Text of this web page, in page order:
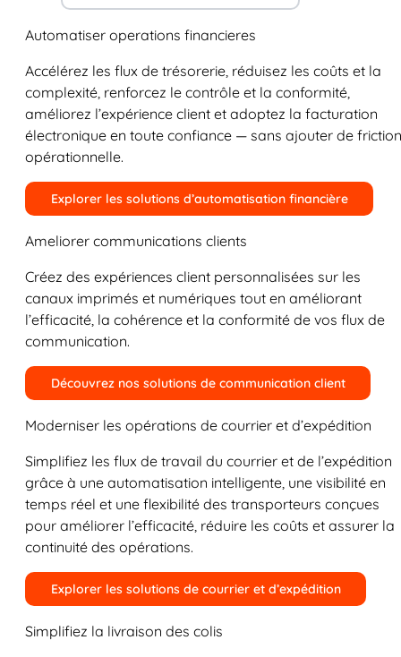
Automatiser operations financieres
Accélérez les flux de trésorerie, réduisez les coûts et la
complexité, renforcez le contrôle et la conformité,
améliorez l’expérience client et adoptez la facturation
électronique en toute confiance — sans ajouter de friction
opérationnelle.
Explorer les solutions d’automatisation financière
Ameliorer communications clients
Créez des expériences client personnalisées sur les
canaux imprimés et numériques tout en améliorant
l’efficacité, la cohérence et la conformité de vos flux de
communication.
Découvrez nos solutions de communication client
Moderniser les opérations de courrier et d’expédition
Simplifiez les flux de travail du courrier et de l’expédition
grâce à une automatisation intelligente, une visibilité en
temps réel et une flexibilité des transporteurs conçues
pour améliorer l’efficacité, réduire les coûts et assurer la
continuité des opérations.
Explorer les solutions de courrier et d’expédition
Simplifiez la livraison des colis